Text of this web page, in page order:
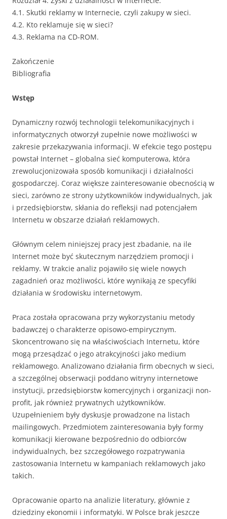
4.1. Skutki reklamy w Internecie, czyli zakupy w sieci.
4.2. Kto reklamuje się w sieci?
4.3. Reklama na CD-ROM.
Zakończenie
Bibliografia
Wstęp
Dynamiczny rozwój technologii telekomunikacyjnych i
informatycznych otworzył zupełnie nowe możliwości w
zakresie przekazywania informacji. W efekcie tego postępu
powstał Internet – globalna sieć komputerowa, która
zrewolucjonizowała sposób komunikacji i działalności
gospodarczej. Coraz większe zainteresowanie obecnością w
sieci, zarówno ze strony użytkowników indywidualnych, jak
i przedsiębiorstw, skłania do refleksji nad potencjałem
Internetu w obszarze działań reklamowych.
Głównym celem niniejszej pracy jest zbadanie, na ile
Internet może być skutecznym narzędziem promocji i
reklamy. W trakcie analiz pojawiło się wiele nowych
zagadnień oraz możliwości, które wynikają ze specyfiki
działania w środowisku internetowym.
Praca została opracowana przy wykorzystaniu metody
badawczej o charakterze opisowo-empirycznym.
Skoncentrowano się na właściwościach Internetu, które
mogą przesądzać o jego atrakcyjności jako medium
reklamowego. Analizowano działania firm obecnych w sieci,
a szczególnej obserwacji poddano witryny internetowe
instytucji, przedsiębiorstw komercyjnych i organizacji non-
profit, jak również prywatnych użytkowników.
Uzupełnieniem były dyskusje prowadzone na listach
mailingowych. Przedmiotem zainteresowania były formy
komunikacji kierowane bezpośrednio do odbiorców
indywidualnych, bez szczegółowego rozpatrywania
zastosowania Internetu w kampaniach reklamowych jako
takich.
Opracowanie oparto na analizie literatury, głównie z
dziedziny ekonomii i informatyki. W Polsce brak jeszcze